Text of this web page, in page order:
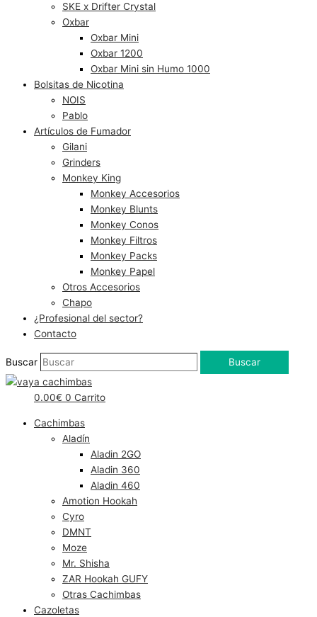
SKE x Drifter Crystal
Oxbar
Oxbar Mini
Oxbar 1200
Oxbar Mini sin Humo 1000
Bolsitas de Nicotina
NOIS
Pablo
Artículos de Fumador
Gilani
Grinders
Monkey King
Monkey Accesorios
Monkey Blunts
Monkey Conos
Monkey Filtros
Monkey Packs
Monkey Papel
Otros Accesorios
Chapo
¿Profesional del sector?
Contacto
Buscar Buscar
0.00€ 0 Carrito
Cachimbas
Aladín
Aladin 2GO
Aladin 360
Aladin 460
Amotion Hookah
Cyro
DMNT
Moze
Mr. Shisha
ZAR Hookah GUFY
Otras Cachimbas
Cazoletas